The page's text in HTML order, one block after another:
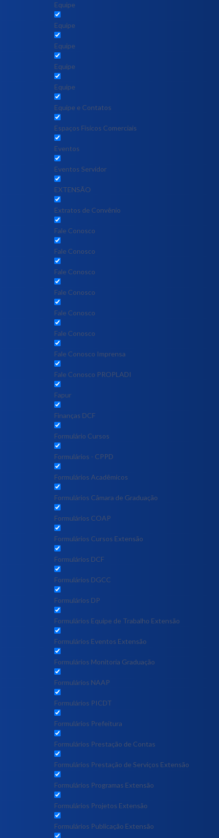
Equipe
Equipe
Equipe
Equipe
Equipe
Equipe e Contatos
Espaços Físicos Comerciais
Eventos
Eventos Servidor
EXTENSÃO
Extratos de Convênio
Fale Conosco
Fale Conosco
Fale Conosco
Fale Conosco
Fale Conosco
Fale Conosco
Fale Conosco Imprensa
Fale Conosco PROPLADI
Fapur
Finanças DCF
Formulário Cursos
Formulários - CPPD
Formulários Acadêmicos
Formulários Câmara de Graduação
Formulários COAP
Formulários Cursos Extensão
Formulários DCF
Formulários DGCC
Formulários DP
Formulários Equipe de Trabalho Extensão
Formulários Eventos Extensão
Formulários Monitoria Graduação
Formulários NAAP
Formulários PICDT
Formulários Prefeitura
Formulários Prestação de Contas
Formulários Prestação de Serviços Extensão
Formulários Programas Extensão
Formulários Projetos Extensão
Formulários Publicação Extensão